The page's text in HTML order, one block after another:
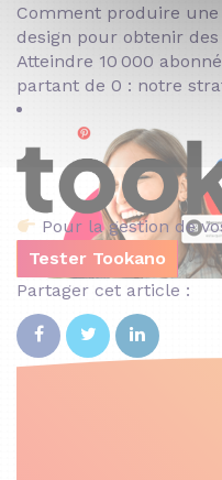
Comment produire
design pour obtenir
Atteindre 10 000
partant de 0 : notre
Pour la gestion de
Tester Tookano
Partager cet article :